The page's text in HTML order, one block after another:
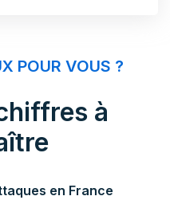
POUR VOUS ?
à
en France